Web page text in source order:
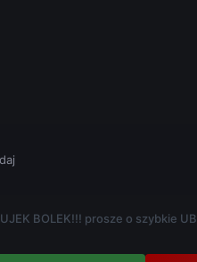
BOLEK!!! prosze o szybkie UB